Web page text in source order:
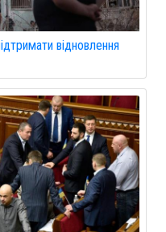
відновлення